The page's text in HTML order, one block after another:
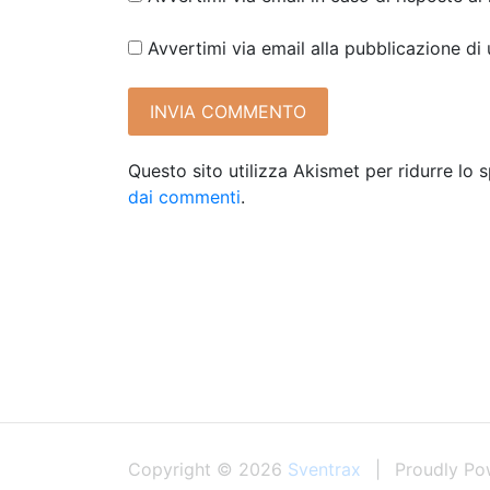
Avvertimi via email alla pubblicazione di
Questo sito utilizza Akismet per ridurre lo
dai commenti.
Copyright © 2026 Sventrax Proudly